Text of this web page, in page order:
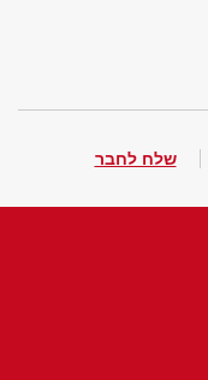
שלח לחבר